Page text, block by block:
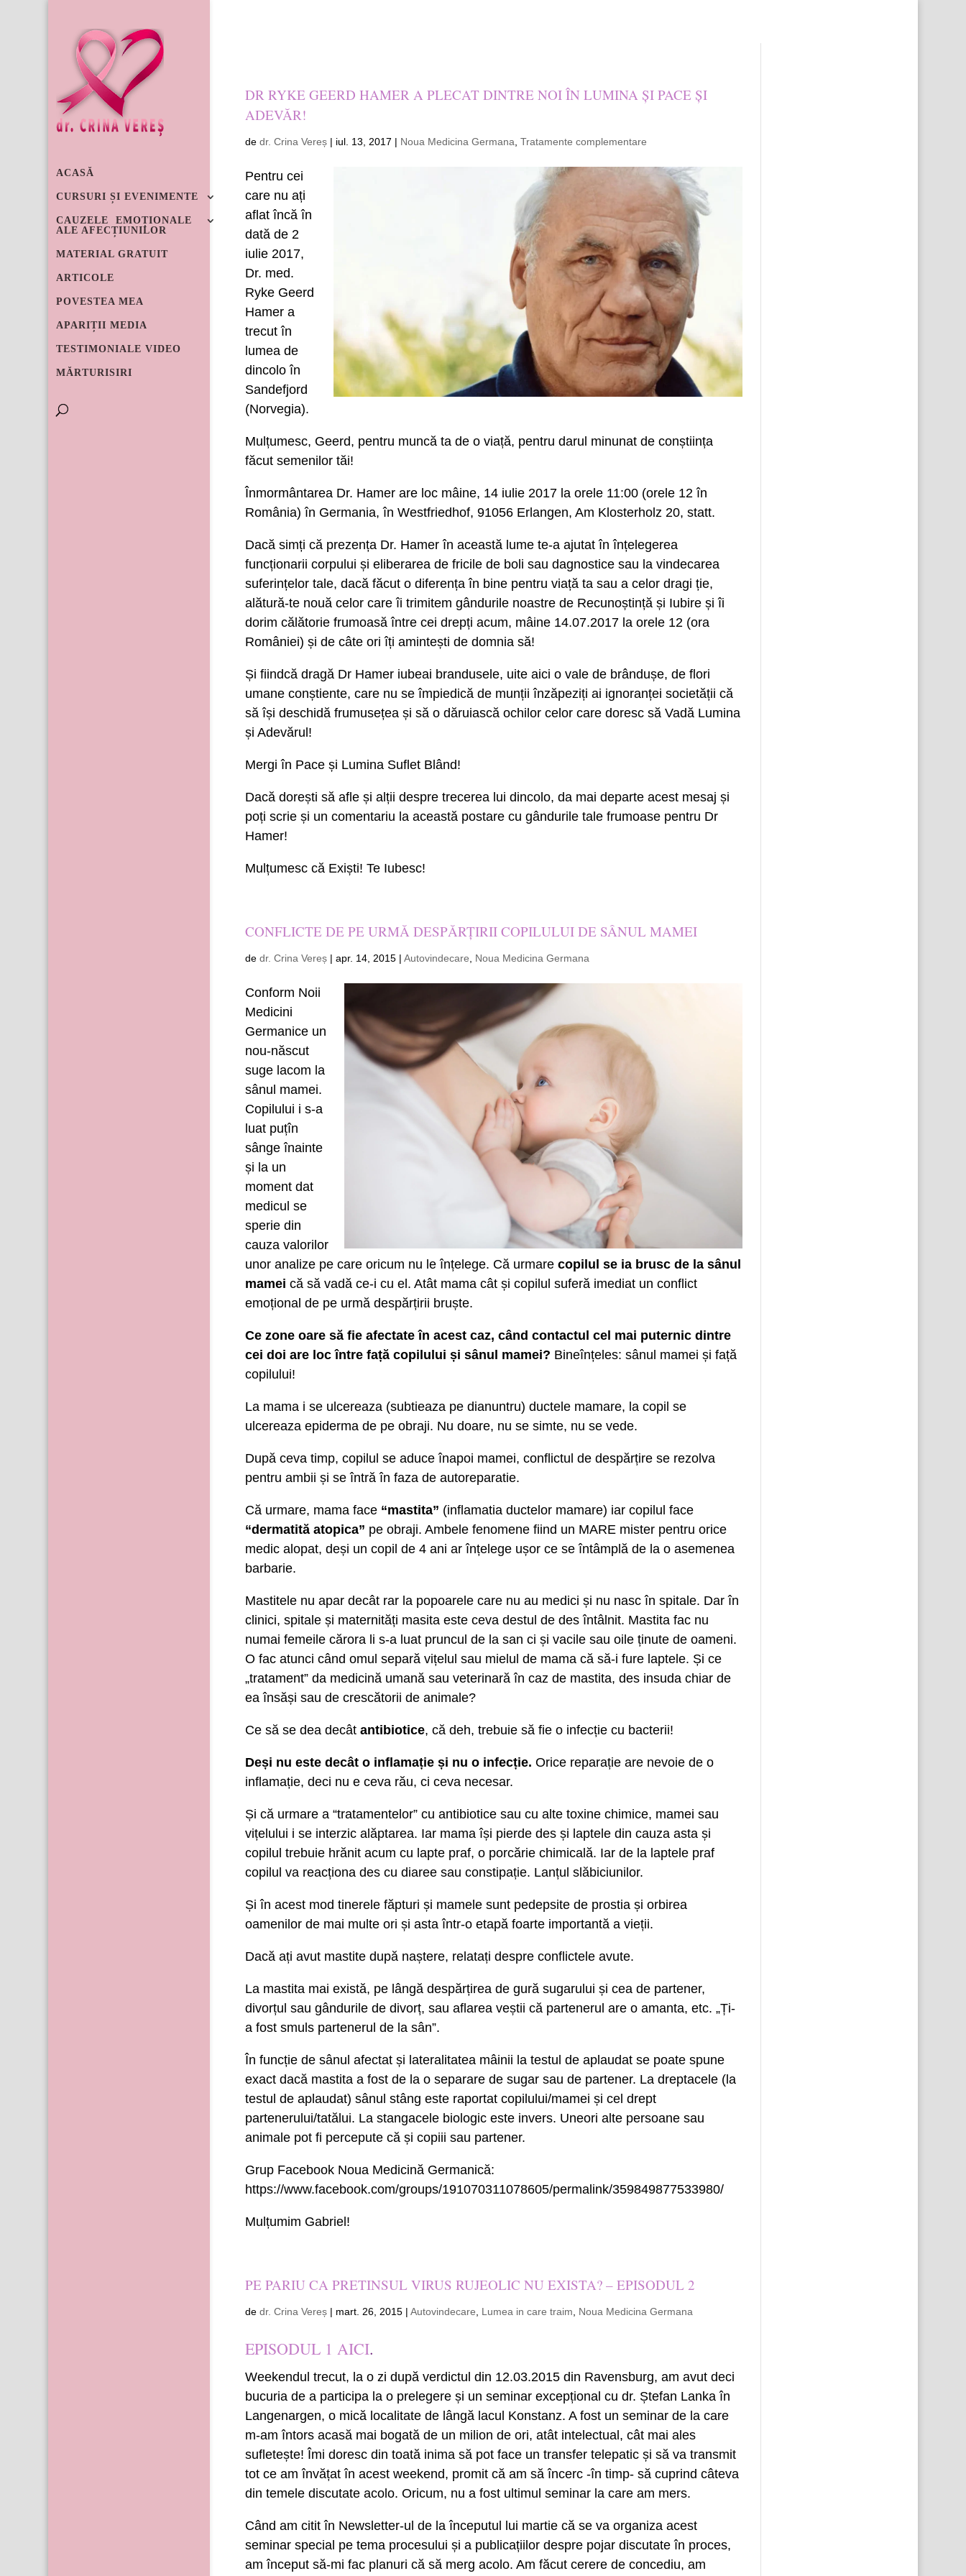
ACASĂ
CURSURI ȘI EVENIMENTE
CAUZELE EMOȚIONALE
ALE AFECȚIUNILOR
MATERIAL GRATUIT
ARTICOLE
POVESTEA MEA
APARIȚII MEDIA
TESTIMONIALE VIDEO
MĂRTURISIRI
DR RYKE GEERD HAMER A PLECAT DINTRE NOI ÎN LUMINA ȘI PACE ȘI
ADEVĂR!
dedr. Crina Vereș | iul. 13, 2017 | Noua Medicina Germana ,Tratamente complementare
Pentru cei
care nu ați
aflat încă în
dată de 2
iulie 2017,
Dr. med.
Ryke Geerd
Hamer a
trecut în
lumea de
dincolo în
Sandefjord
(Norvegia).
Mulțumesc, Geerd, pentru muncă ta de o viață, pentru darul minunat de conștiința
făcut semenilor tăi!
Înmormântarea Dr. Hamer are loc mâine, 14 iulie 2017 la orele 11:00 (orele 12 în
România) în Germania, în Westfriedhof, 91056 Erlangen, Am Klosterholz 20, statt.
Dacă simți că prezența Dr. Hamer în această lume te-a ajutat în înțelegerea
funcționarii corpului și eliberarea de fricile de boli sau dagnostice sau la vindecarea
suferințelor tale, dacă făcut o diferența în bine pentru viață ta sau a celor dragi ție,
alătură-te nouă celor care îi trimitem gândurile noastre de Recunoștință și Iubire și îi
dorim călătorie frumoasă între cei drepți acum, mâine 14.07.2017 la orele 12 (ora
României) și de câte ori îți amintești de domnia să!
Și fiindcă dragă Dr Hamer iubeai brandusele, uite aici o vale de brândușe, de flori
umane conștiente, care nu se împiedică de munții înzăpeziți ai ignoranței societății că
să își deschidă frumusețea și să o dăruiască ochilor celor care doresc să Vadă Lumina
și Adevărul!
Mergi în Pace și Lumina Suflet Blând!
Dacă dorești să afle și alții despre trecerea lui dincolo, da mai departe acest mesaj și
poți scrie și un comentariu la această postare cu gândurile tale frumoase pentru Dr
Hamer!
Mulțumesc că Exiști! Te Iubesc!
CONFLICTE DE PE URMĂ DESPĂRȚIRII COPILULUI DE SÂNUL MAMEI
dedr. Crina Vereș |apr. 14, 2015 |Autovindecare Noua Medicina Germana
Conform Noii
Medicini
Germanice un
nou-născut
suge lacom la
sânul mamei.
Copilului i s-a
luat puțîn
sânge înainte
și la un
moment dat
medicul se
sperie din
cauza valorilor
unor analize pe care oricum nu le înțelege. Că urmarecopilul se ia brusc de la sânul
mamei că să vadă ce-i cu el. Atât mama cât și copilul suferă imediat un conflict
emoțional de pe urmă despărțirii bruște.
Ce zone oare să fie afectate în acest caz, când contactul cel mai puternic dintre
cei doi are loc între față copilului și sânul mamei? Bineînțeles: sânul mamei și față
copilului!
La mama i se ulcereaza (subtieaza pe dianuntru) ductele mamare, la copil se
ulcereaza epiderma de pe obraji. Nu doare, nu se simte, nu se vede.
După ceva timp, copilul se aduce înapoi mamei, conflictul de despărțire se rezolva
pentru ambii și se întră în faza de autoreparatie.
Că urmare, mama face “mastita” (inflamatia ductelor mamare) iar copilul face
“dermatită atopica” pe obraji. Ambele fenomene fiind un MARE mister pentru orice
medic alopat, deși un copil de 4 ani ar înțelege ușor ce se întâmplă de la o asemenea
barbarie.
Mastitele nu apar decât rar la popoarele care nu au medici și nu nasc în spitale. Dar în
clinici, spitale și maternități masita este ceva destul de des întâlnit. Mastita fac nu
numai femeile cărora li s-a luat pruncul de la san ci și vacile sau oile ținute de oameni.
O fac atunci când omul separă vițelul sau mielul de mama că să-i fure laptele. Și ce
„tratament” da medicină umană sau veterinară în caz de mastita, des insuda chiar de
ea însăși sau de crescătorii de animale?
Ce să se dea decâtantibiotice, că deh, trebuie să fie o infecție cu bacterii!
Deși nu este decât o inflamație și nu o infecție. Orice reparație are nevoie de o
inflamație, deci nu e ceva rău, ci ceva necesar.
Și că urmare a “tratamentelor” cu antibiotice sau cu alte toxine chimice, mamei sau
vițelului i se interzic alăptarea. Iar mama își pierde des și laptele din cauza asta și
copilul trebuie hrănit acum cu lapte praf, o porcărie chimicală. Iar de la laptele praf
copilul va reacționa des cu diaree sau constipație. Lanțul slăbiciunilor.
Și în acest mod tinerele făpturi și mamele sunt pedepsite de prostia și orbirea
oamenilor de mai multe ori și asta într-o etapă foarte importantă a vieții.
Dacă ați avut mastite după naștere, relatați despre conflictele avute.
La mastita mai există, pe lângă despărțirea de gură sugarului și cea de partener,
divorțul sau gândurile de divorț, sau aflarea veștii că partenerul are o amanta, etc. „Ți-
a fost smuls partenerul de la sân”.
În funcție de sânul afectat și lateralitatea mâinii la testul de aplaudat se poate spune
exact dacă mastita a fost de la o separare de sugar sau de partener. La dreptacele (la
testul de aplaudat) sânul stâng este raportat copilului/mamei și cel drept
partenerului/tatălui. La stangacele biologic este invers. Uneori alte persoane sau
animale pot fi percepute că și copiii sau partener.
Grup Facebook Noua Medicină Germanică:
https://www.facebook.com/groups/191070311078605/permalink/359849877533980/
Mulțumim Gabriel!
PE PARIU CA PRETINSUL VIRUS RUJEOLIC NU EXISTA? – EPISODUL 2
dedr. Crina Vereș | mart. 26, 2015 |Autovindecare Lumea in care traim Noua Medicina Germana
EPISODUL 1 AICI.
Weekendul trecut, la o zi după verdictul din 12.03.2015 din Ravensburg, am avut deci
bucuria de a participa la o prelegere și un seminar excepțional cu dr. Ștefan Lanka în
Langenargen, o mică localitate de lângă lacul Konstanz. A fost un seminar de la care
m-am întors acasă mai bogată de un milion de ori, atât intelectual, cât mai ales
sufletește! Îmi doresc din toată inima să pot face un transfer telepatic și să va transmit
tot ce am învățat în acest weekend, promit că am să încerc -în timp- să cuprind câteva
din temele discutate acolo. Oricum, nu a fost ultimul seminar la care am mers.
Când am citit în Newsletter-ul de la începutul lui martie că se va organiza acest
seminar special pe tema procesului și a publicațiilor despre pojar discutate în proces,
am început să-mi fac planuri că să merg acolo. Am făcut cerere de concediu, am